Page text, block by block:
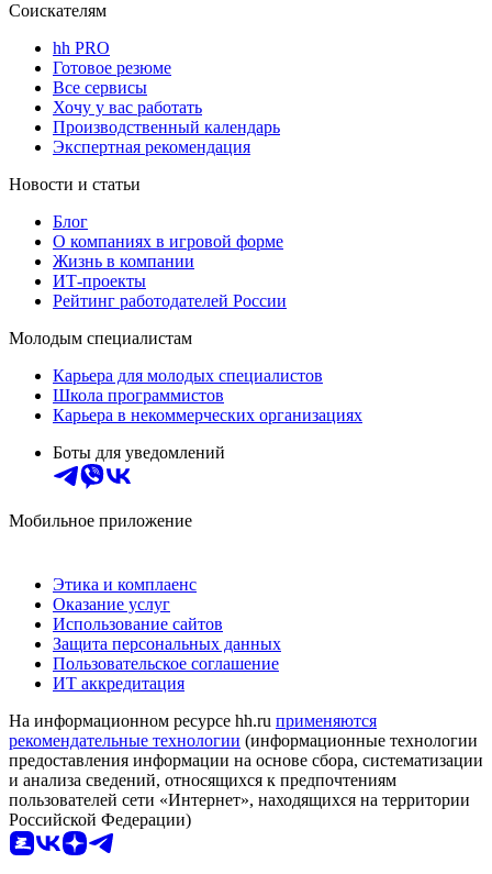
Соискателям
hh PRO
Готовое резюме
Все сервисы
Хочу у вас работать
Производственный календарь
Экспертная рекомендация
Новости и статьи
Блог
О компаниях в игровой форме
Жизнь в компании
ИТ-проекты
Рейтинг работодателей России
Молодым специалистам
Карьера для молодых специалистов
Школа программистов
Карьера в некоммерческих организациях
Боты для уведомлений
Мобильное приложение
Этика и комплаенс
Оказание услуг
Использование сайтов
Защита персональных данных
Пользовательское соглашение
ИТ аккредитация
На информационном ресурсе hh.ru применяются
рекомендательные технологии (информационные технологии
предоставления информации на основе сбора, систематизации
и анализа сведений, относящихся к предпочтениям
пользователей сети «Интернет», находящихся на территории
Российской Федерации)